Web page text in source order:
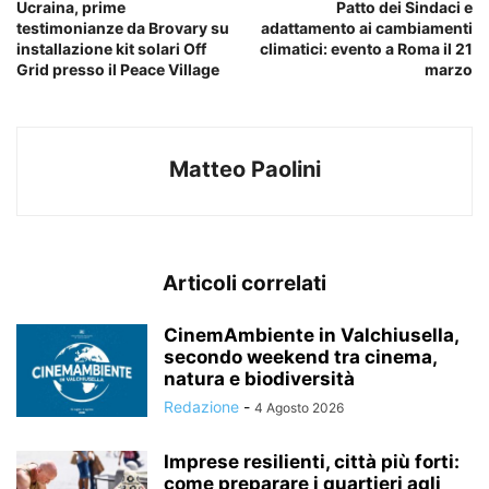
Ucraina, prime
testimonianze da Brovary su
installazione kit solari Off
Grid presso il Peace Village
Patto dei Sindaci e
adattamento ai cambiamenti
climatici: evento a Roma il 21
marzo
Matteo Paolini
Articoli correlati
CinemAmbiente in Valchiusella,
secondo weekend tra cinema,
natura e biodiversità
Redazione - 4 Agosto 2026
Imprese resilienti, città più forti:
come preparare i quartieri agli